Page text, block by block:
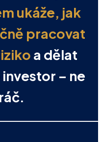
ukáže, jak
pracovat
a dělat
– ne